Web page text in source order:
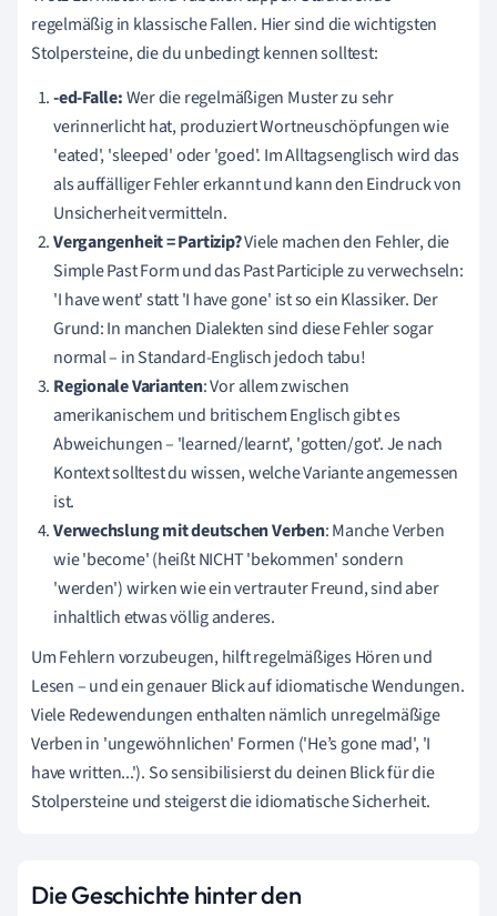
regelmäßig in klassische Fallen. Hier sind die wichtigsten
Stolpersteine, die du unbedingt kennen solltest:
-ed-Falle:Wer die regelmäßigen Muster zu sehr
verinnerlicht hat, produziert Wortneuschöpfungen wie
'eated', 'sleeped' oder 'goed'. Im Alltagsenglisch wird das
als auffälliger Fehler erkannt und kann den Eindruck von
Unsicherheit vermitteln.
Vergangenheit = Partizip?Viele machen den Fehler, die
Simple Past Form und das Past Participle zu verwechseln:
'I have went' statt 'I have gone' ist so ein Klassiker. Der
Grund: In manchen Dialekten sind diese Fehler sogar
normal – in Standard-Englisch jedoch tabu!
Regionale Varianten: Vor allem zwischen
amerikanischem und britischem Englisch gibt es
Abweichungen – 'learned/learnt', 'gotten/got'. Je nach
Kontext solltest du wissen, welche Variante angemessen
ist.
Verwechslung mit deutschen Verben: Manche Verben
wie 'become' (heißt NICHT 'bekommen' sondern
'werden') wirken wie ein vertrauter Freund, sind aber
inhaltlich etwas völlig anderes.
Um Fehlern vorzubeugen, hilft regelmäßiges Hören und
Lesen – und ein genauer Blick auf idiomatische Wendungen.
Viele Redewendungen enthalten nämlich unregelmäßige
Verben in 'ungewöhnlichen' Formen ('He’s gone mad', 'I
have written...'). So sensibilisierst du deinen Blick für die
Stolpersteine und steigerst die idiomatische Sicherheit.
Die Geschichte hinter den